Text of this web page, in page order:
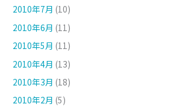
2010年7月 (10)
2010年6月 (11)
2010年5月 (11)
2010年4月 (13)
2010年3月 (18)
2010年2月 (5)